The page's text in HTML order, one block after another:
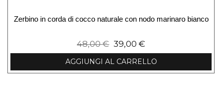
Zerbino in corda di cocco naturale con nodo marinaro bianco
48,00€ 39,00 €
AGGIUNGI AL CARRELLO